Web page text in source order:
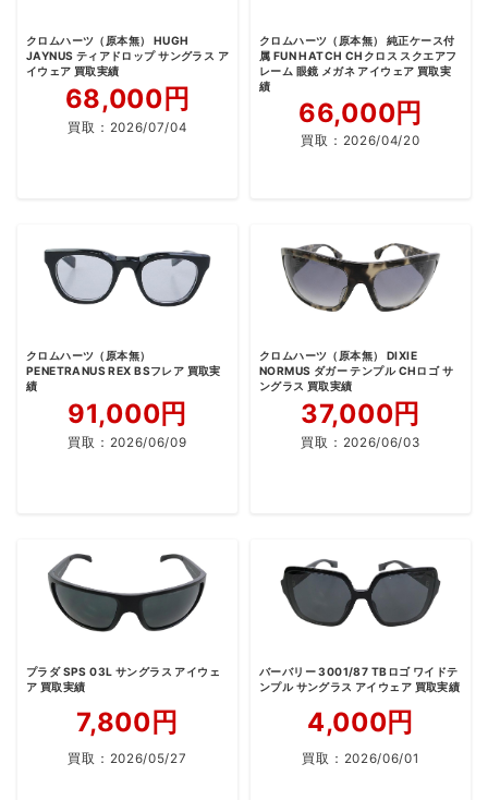
クロムハーツ（原本無） HUGH
JAYNUS ティアドロップ サングラス ア
イウェア 買取実績
68,000円
買取： 2026/07/04
クロムハーツ（原本無） 純正ケース付
属 FUN HATCH CHクロス スクエアフ
レーム 眼鏡 メガネ アイウェア 買取実
績
66,000円
買取： 2026/04/20
クロムハーツ（原本無）
PENETRANUS REX BSフレア 買取実
績
91,000円
買取： 2026/06/09
クロムハーツ（原本無） DIXIE
NORMUS ダガー テンプル CHロゴ サ
ングラス 買取実績
37,000円
買取： 2026/06/03
プラダ SPS 03L サングラス アイウェ
ア 買取実績
7,800円
買取： 2026/05/27
バーバリー 3001/87 TBロゴ ワイドテ
ンプル サングラス アイウェア 買取実績
4,000円
買取： 2026/06/01